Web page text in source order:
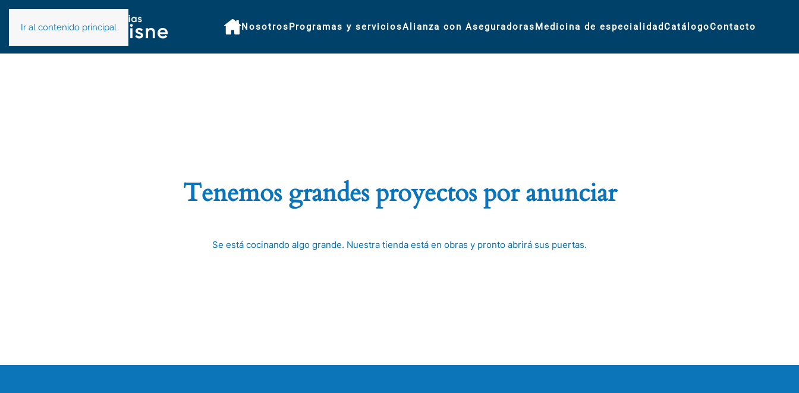
Ir al contenido principal NosotrosProgramas y serviciosAlianza con AseguradorasMedicina de especialidad CatálogoContacto
Tenemos grandes proyectos por anunciar
Se está cocinando algo grande. Nuestra tienda está en obras y pronto abrirá sus puertas.